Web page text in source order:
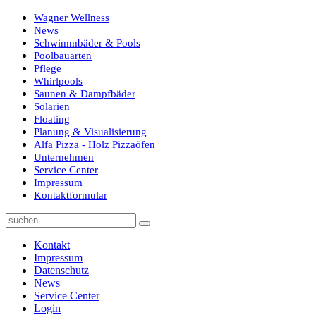
Wagner Wellness
News
Schwimmbäder & Pools
Poolbauarten
Pflege
Whirlpools
Saunen & Dampfbäder
Solarien
Floating
Planung & Visualisierung
Alfa Pizza - Holz Pizzaöfen
Unternehmen
Service Center
Impressum
Kontaktformular
Kontakt
Impressum
Datenschutz
News
Service Center
Login